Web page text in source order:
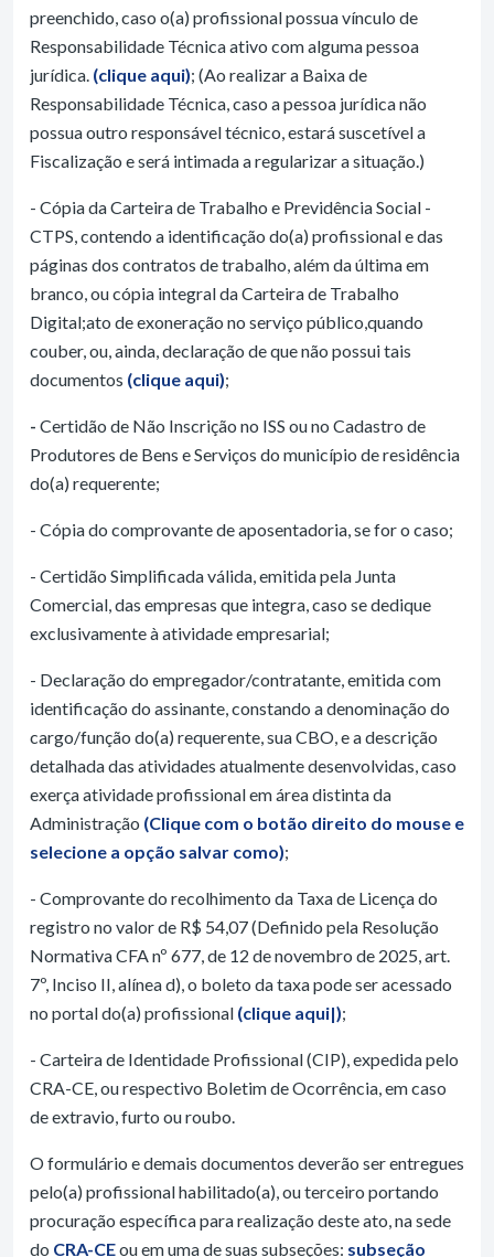
preenchido, caso o(a) profissional possua vínculo de
Responsabilidade Técnica ativo com alguma pessoa
jurídica. (clique aqui); (Ao realizar a Baixa de
Responsabilidade Técnica, caso a pessoa jurídica não
possua outro responsável técnico, estará suscetível a
Fiscalização e será intimada a regularizar a situação.)
- Cópia da Carteira de Trabalho e Previdência Social -
CTPS, contendo a identificação do(a) profissional e das
páginas dos contratos de trabalho, além da última em
branco, ou cópia integral da Carteira de Trabalho
Digital;ato de exoneração no serviço público,quando
couber, ou, ainda, declaração de que não possui tais
documentos (clique aqui);
- Certidão de Não Inscrição no ISS ou no Cadastro de
Produtores de Bens e Serviços do município de residência
do(a) requerente;
- Cópia do comprovante de aposentadoria, se for o caso;
- Certidão Simplificada válida, emitida pela Junta
Comercial, das empresas que integra, caso se dedique
exclusivamente à atividade empresarial;
- Declaração do empregador/contratante, emitida com
identificação do assinante, constando a denominação do
cargo/função do(a) requerente, sua CBO, e a descrição
detalhada das atividades atualmente desenvolvidas, caso
exerça atividade profissional em área distinta da
Administração (Clique com o botão direito do mouse e
selecione a opção salvar como);
- Comprovante do recolhimento da Taxa de Licença do
registro no valor de R$ 54,07 (Definido pela Resolução
Normativa CFA nº 677, de 12 de novembro de 2025, art.
7º, Inciso II, alínea d), o boleto da taxa pode ser acessado
no portal do(a) profissional (clique aqui|);
- Carteira de Identidade Profissional (CIP), expedida pelo
CRA-CE, ou respectivo Boletim de Ocorrência, em caso
de extravio, furto ou roubo.
O formulário e demais documentos deverão ser entregues
pelo(a) profissional habilitado(a), ou terceiro portando
procuração específica para realização deste ato, na sede
do CRA-CEou em uma de suas subseções: subseção